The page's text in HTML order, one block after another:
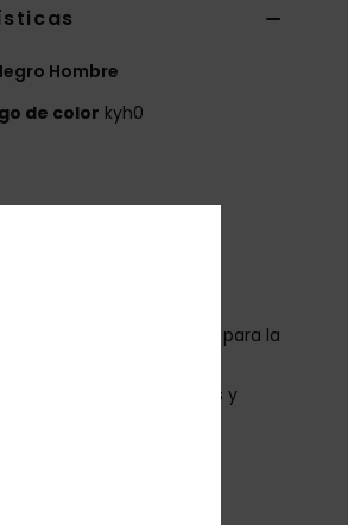
Hombre
de color kyh0
con almohadillas para la
sin distorsiones y